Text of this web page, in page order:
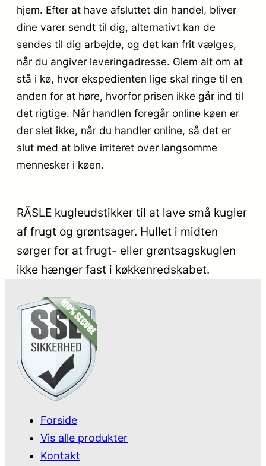
hjem. Efter at have afsluttet din handel, bliver
dine varer sendt til dig, alternativt kan de
sendes til dig arbejde, og det kan frit vælges,
når du angiver leveringadresse. Glem alt om at
stå i kø, hvor ekspedienten lige skal ringe til en
anden for at høre, hvorfor prisen ikke går ind til
det rigtige. Når handlen foregår online køen er
der slet ikke, når du handler online, så det er
slut med at blive irriteret over langsomme
mennesker i køen.
RÃSLE kugleudstikker til at lave små kugler
af frugt og grøntsager. Hullet i midten
sørger for at frugt- eller grøntsagskuglen
ikke hænger fast i køkkenredskabet.
Forside
Vis alle produkter
Kontakt